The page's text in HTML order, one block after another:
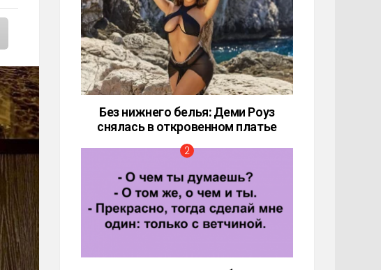
Без нижнего белья: Деми Роуз
снялась в откровенном платье